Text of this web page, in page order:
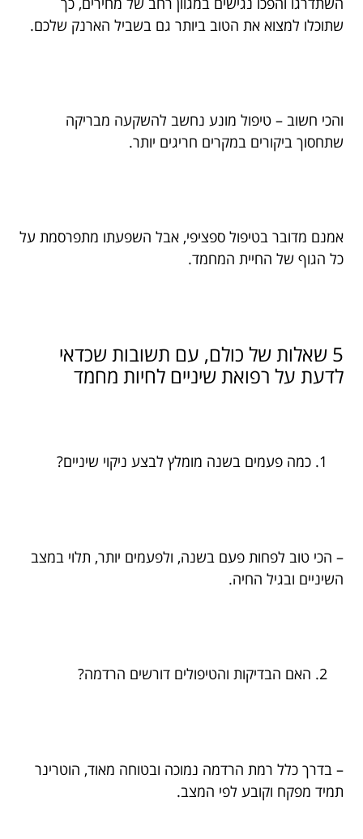
שתוכלו למצוא את הטוב ביותר גם בשביל הארנק שלכם.
והכי חשוב – טיפול מונע נחשב להשקעה מבריקה
שתחסוך ביקורים במקרים חריגים יותר.
אמנם מדובר בטיפול ספציפי, אבל השפעתו מתפרסמת על
כל הגוף של החיית המחמד.
5 שאלות של כולם, עם תשובות שכדאי
לדעת על רפואת שיניים לחיות מחמד
כמה פעמים בשנה מומלץ לבצע ניקוי שיניים?
– הכי טוב לפחות פעם בשנה, ולפעמים יותר, תלוי במצב
השיניים ובגיל החיה.
האם הבדיקות והטיפולים דורשים הרדמה?
– בדרך כלל רמת הרדמה נמוכה ובטוחה מאוד, הוטרינר
תמיד מפקח וקובע לפי המצב.